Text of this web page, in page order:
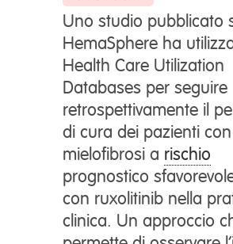
Uno studio pubblicato
HemaSphere ha
Health Care Utilization
Databases per seguire
retrospettivamente il
di cura dei pazienti con
mielofibrosi a rischio
prognostico
con ruxolitinib nella
clinica. Un approccio